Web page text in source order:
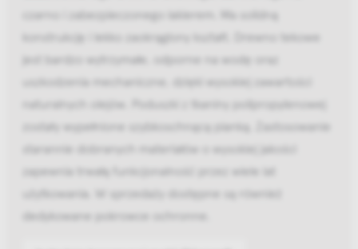
czarno i zabezpieczonego lakierem. Ma solidną
konstrukcję i lekko zaokrąglony kształt. Drewno tekowe
jest bardzo wytrzymałe, odporne na wodę oraz
uszkodzenia mechaniczne, dzięki wysokiej zawartości
naturalnych olejów. Poduszki z tkaniny polipropylenowej
zostały wypełnione szybkoschnącą pianką. Zastosowanie
starannie dobranych materiałów o wysokiej jakości
zapewnia trwałą funkcjonalność przez wiele lat
użytkowania. W sprzedaży dostępne są również
dedykowane pokrowce ochronne.